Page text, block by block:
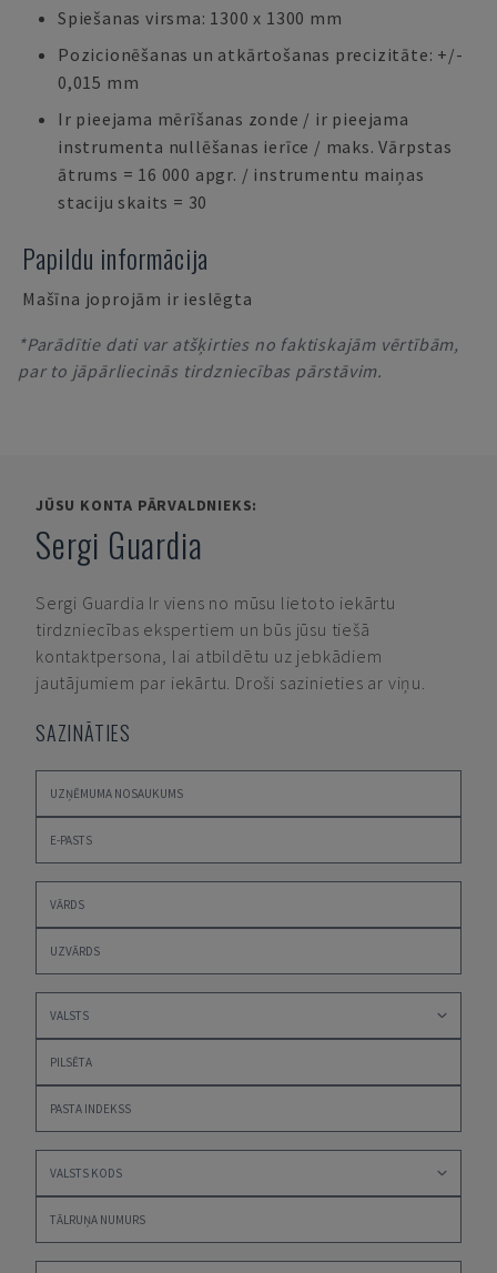
Spiešanas virsma: 1300 x 1300 mm
Pozicionēšanas un atkārtošanas precizitāte: +/-
0,015 mm
Ir pieejama mērīšanas zonde / ir pieejama
instrumenta nullēšanas ierīce / maks. Vārpstas
ātrums = 16 000 apgr. / instrumentu maiņas
staciju skaits = 30
Papildu informācija
Mašīna joprojām ir ieslēgta
*Parādītie dati var atšķirties no faktiskajām vērtībām,
par to jāpārliecinās tirdzniecības pārstāvim.
JŪSU KONTA PĀRVALDNIEKS:
Sergi Guardia
Sergi Guardia Ir viens no mūsu lietoto iekārtu
tirdzniecības ekspertiem un būs jūsu tiešā
kontaktpersona, lai atbildētu uz jebkādiem
jautājumiem par iekārtu. Droši sazinieties ar viņu.
SAZINĀTIES